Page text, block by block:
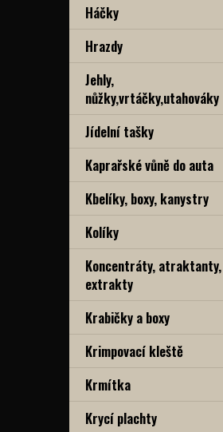
Háčky
Hrazdy
Jehly,
nůžky,vrtáčky,utahováky
Jídelní tašky
Kaprařské vůně do auta
Kbelíky, boxy, kanystry
Kolíky
Koncentráty, atraktanty,
extrakty
Krabičky a boxy
Krimpovací kleště
Krmítka
Krycí plachty